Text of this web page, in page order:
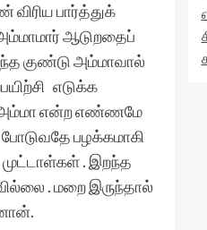
பார்த்துக்
ஆடுறதைப்
குண்டு அம்மாவால்
எடுக்க​
அம்மா என்ற​ எண்ணமே
பழக்கமாகி
. இறந்த​
. மறை இருந்தால்